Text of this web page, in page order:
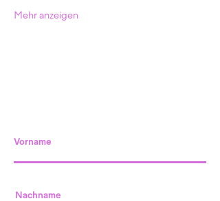
Mehr anzeigen
Vorname
Nachname